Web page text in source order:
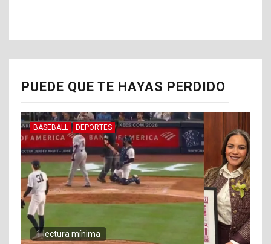
PUEDE QUE TE HAYAS PERDIDO
BASEBALL DEPORTES
1 lectura mínima